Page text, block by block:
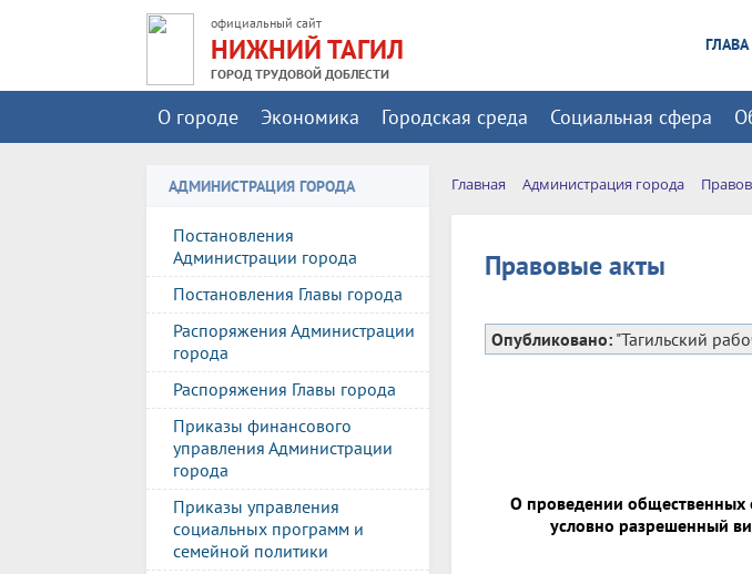
официальный сайт
НИЖНИЙ ТАГИЛ
ГОРОД ТРУДОВОЙ ДОБЛЕСТИ
О городе Экономика Городская среда Социальная сфера
АДМИНИСТРАЦИЯ ГОРОДА
Постановления
Администрации города
Постановления Главы города
Распоряжения Администрации
города
Распоряжения Главы города
Приказы финансового
управления Администрации
города
Приказы управления
социальных программ и
семейной политики
Главная Администрация города
Правовые акты
Опубликовано: "Тагильский
О проведении общественных
условно разрешенный